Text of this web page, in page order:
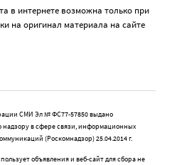
в интернете возможна только при
на оригинал материала на сайте
СМИ Эл № ФС77-57850 выдано
надзору в сфере связи, информационных
(Роскомнадзор) 25.04.2014 г.
объявления и веб-сайт для сбора не